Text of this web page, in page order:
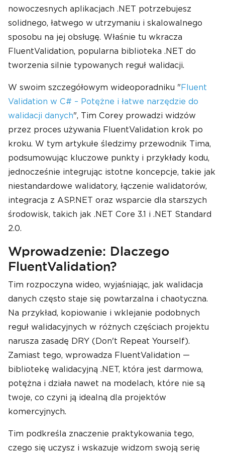
nowoczesnych aplikacjach .NET potrzebujesz
solidnego, łatwego w utrzymaniu i skalowalnego
sposobu na jej obsługę. Właśnie tu wkracza
FluentValidation, popularna biblioteka .NET do
tworzenia silnie typowanych reguł walidacji.
W swoim szczegółowym wideoporadniku "Fluent
Validation w C# – Potężne i łatwe narzędzie do
walidacji danych", Tim Corey prowadzi widzów
przez proces używania FluentValidation krok po
kroku. W tym artykułe śledzimy przewodnik Tima,
podsumowując kluczowe punkty i przykłady kodu,
jednocześnie integrując istotne koncepcje, takie jak
niestandardowe walidatory, łączenie walidatorów,
integracja z ASP.NET oraz wsparcie dla starszych
środowisk, takich jak .NET Core 3.1 i .NET Standard
2.0.
Wprowadzenie: Dlaczego
FluentValidation?
Tim rozpoczyna wideo, wyjaśniając, jak walidacja
danych często staje się powtarzalna i chaotyczna.
Na przykład, kopiowanie i wklejanie podobnych
reguł walidacyjnych w różnych częściach projektu
narusza zasadę DRY (Don't Repeat Yourself).
Zamiast tego, wprowadza FluentValidation —
bibliotekę walidacyjną .NET, która jest darmowa,
potężna i działa nawet na modelach, które nie są
twoje, co czyni ją idealną dla projektów
komercyjnych.
Tim podkreśla znaczenie praktykowania tego,
czego się uczysz i wskazuje widzom swoją serię